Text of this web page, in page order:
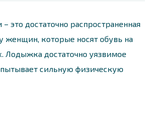
это достаточно распространенная
женщин, которые носят обувь на
Лодыжка достаточно уязвимое
сильную физическую